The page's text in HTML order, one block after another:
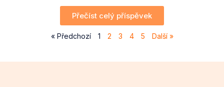
Přečíst celý příspěvek
« Předchozí 1 2 3 4 5 Další »